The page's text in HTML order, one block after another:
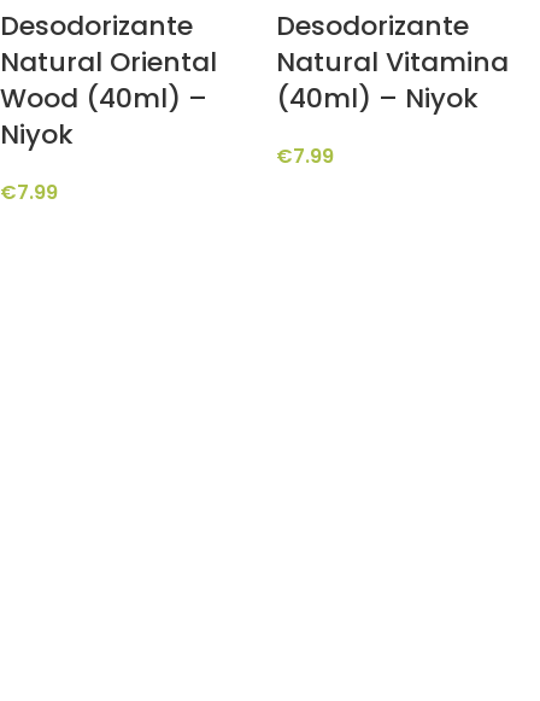
Desodorizante
Natural Oriental
Wood (40ml) –
Niyok
€7.99
Desodorizante
Natural Vitamina
(40ml) – Niyok
€7.99